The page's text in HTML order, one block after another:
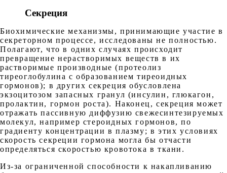
Секреция
Биохимические механизмы, принимающие участие в
секреторном процессе, исследованы не полностью.
Полагают, что в одних случаях происходит
превращение нерастворимых веществ в их
растворимые производные (протеолиз
тиреоглобулина с образованием тиреоидных
гормонов); в других секреция обусловлена
экзоцитозом запасных гранул (инсулин, глюкагон,
пролактин, гормон роста). Наконец, секреция может
отражать пассивную диффузию свежесинтезируемых
молекул, например стероидных гормонов, по
градиенту концентрации в плазму; в этих условиях
скорость секреции гормона могла бы отчасти
определяться скоростью кровотока в ткани.
Из-за ограниченной способности к накапливанию